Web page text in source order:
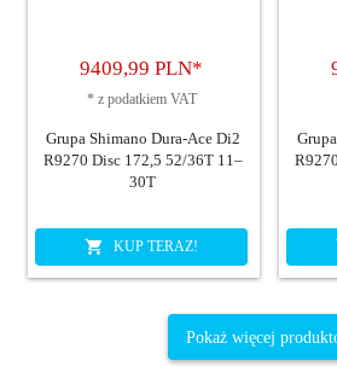
9409,99 PLN*
* z podatkiem VAT
Grupa Shimano Dura-Ace Di2
R9270 Disc 172,5 52/36T 11–
30T
KUP TERAZ!
Pokaż więcej